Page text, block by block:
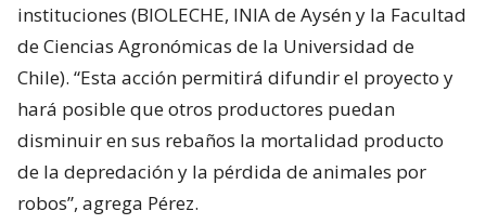
instituciones (BIOLECHE, INIA de Aysén y la Facultad
de Ciencias Agronómicas de la Universidad de
Chile). “Esta acción permitirá difundir el proyecto y
hará posible que otros productores puedan
disminuir en sus rebaños la mortalidad producto
de la depredación y la pérdida de animales por
robos”, agrega Pérez.